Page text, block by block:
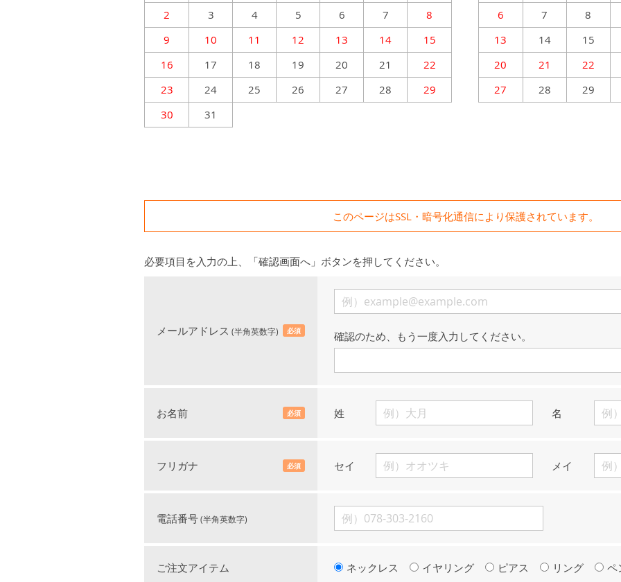
2
3 4 5 6 7
8
9
10 11 12 13 14
15
16
17 18 19 20 21
22
23
24 25 26 27 28
29
30
31
6
7 8
13
14 15
20
21 22
27
28 29
このページはSSL・暗号化通信により保護されています。
必要項目を入力の上、「確認画面へ」ボタンを押してください。
メールアドレス (半角英数字) 必須 確認のため、もう一度入力してください。
お名前 必須 姓 名
フリガナ 必須 セイ メイ
電話番号(半角英数字)
ご注文アイテム ネックレス イヤリング ピアス リング ペ